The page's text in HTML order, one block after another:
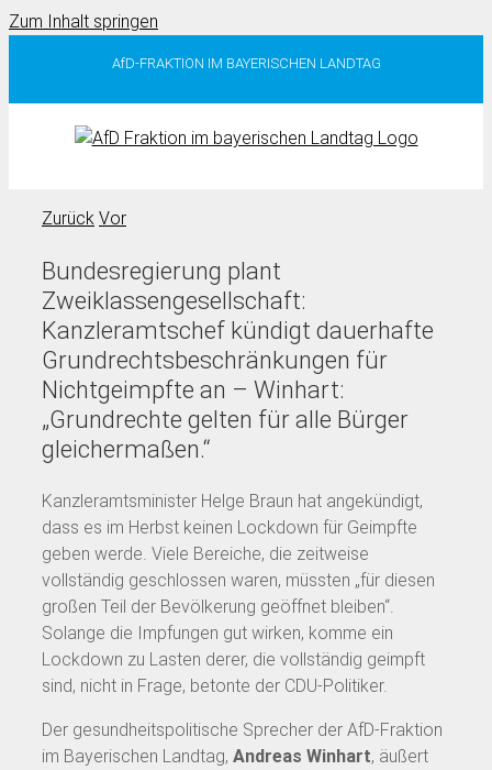
Zum Inhalt springen
AfD-FRAKTION IM BAYERISCHEN LANDTAG
Zurück Vor
Bundesregierung plant
Zweiklassengesellschaft:
Kanzleramtschef kündigt dauerhafte
Grundrechtsbeschränkungen für
Nichtgeimpfte an – Winhart:
„Grundrechte gelten für alle Bürger
gleichermaßen.“
Kanzleramtsminister Helge Braun hat angekündigt,
dass es im Herbst keinen Lockdown für Geimpfte
geben werde. Viele Bereiche, die zeitweise
vollständig geschlossen waren, müssten „für diesen
großen Teil der Bevölkerung geöffnet bleiben“.
Solange die Impfungen gut wirken, komme ein
Lockdown zu Lasten derer, die vollständig geimpft
sind, nicht in Frage, betonte der CDU-Politiker.
Der gesundheitspolitische Sprecher der AfD-Fraktion
im Bayerischen Landtag, Andreas Winhart, äußert